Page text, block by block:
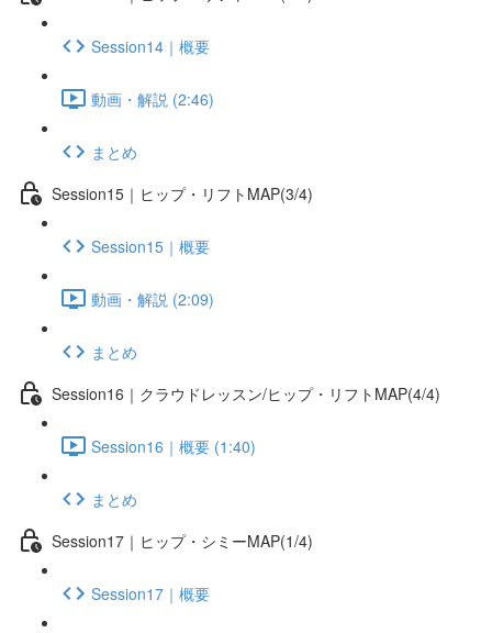
Session14｜概要
動画・解説 (2:46)
まとめ
Session15｜ヒップ・リフトMAP(3/4)
Session15｜概要
動画・解説 (2:09)
まとめ
Session16｜クラウドレッスン/ヒップ・リフトMAP(4/4)
Session16｜概要 (1:40)
まとめ
Session17｜ヒップ・シミーMAP(1/4)
Session17｜概要